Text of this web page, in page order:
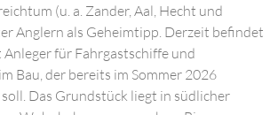
(u. a. Zander, Aal, Hecht und
Anglern als Geheimtipp. Derzeit befindet
Anleger für Fahrgastschiffe und
Bau, der bereits im Sommer 2026
Das Grundstück liegt in südlicher